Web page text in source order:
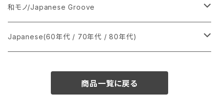
あ行
か行
LP
CD
シングル盤
A
12インチ・シングル
和モノ/Japanese Groove
シングル盤
Japanese(60年代 / 70年代 / 80年代)
商品一覧に戻る